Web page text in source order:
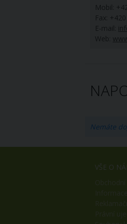
Mobil:
Fax:
E-mail:
Web:
Nemáte
VŠE O